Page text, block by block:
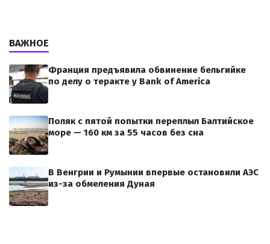
ВАЖНОЕ
Франция предъявила обвинение бельгийке
по делу о теракте у Bank of America
Поляк с пятой попытки переплыл Балтийское
море — 160 км за 55 часов без сна
В Венгрии и Румынии впервые остановили АЭС
из-за обмеления Дуная